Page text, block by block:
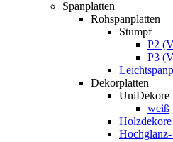
Spanplatten
Rohspanplatten
Stumpf
P2
P3
Dekorplatten
UniDekore
weiß
Holzdekore